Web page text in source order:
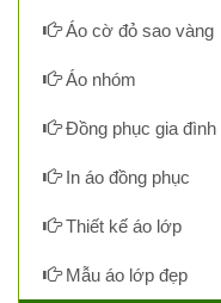
Áo cờ đỏ sao vàng
Áo nhóm
Đồng phục gia đình
In áo đồng phục
Thiết kế áo lớp
Mẫu áo lớp đẹp